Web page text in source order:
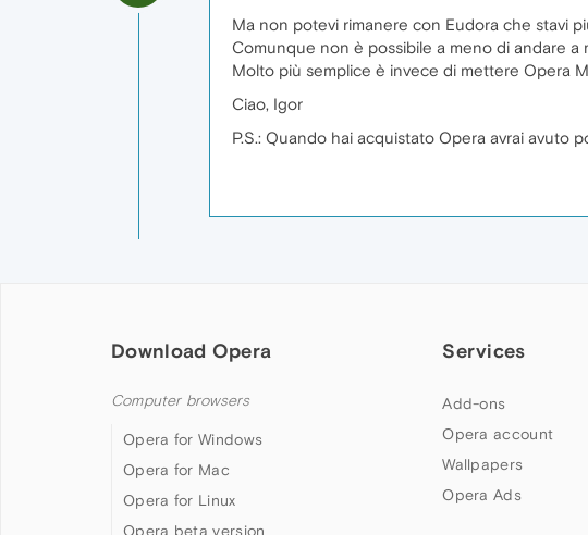
Ma non potevi rimanere con Eudora che stavi
Comunque non è possibile a meno di andare a
Molto più semplice è invece di mettere Opera
Ciao, Igor
P.S.: Quando hai acquistato Opera avrai avuto
Download Opera
Computer browsers
Opera for Windows
Opera for Mac
Opera for Linux
Opera beta version
Services
Add-ons
Opera account
Wallpapers
Opera Ads